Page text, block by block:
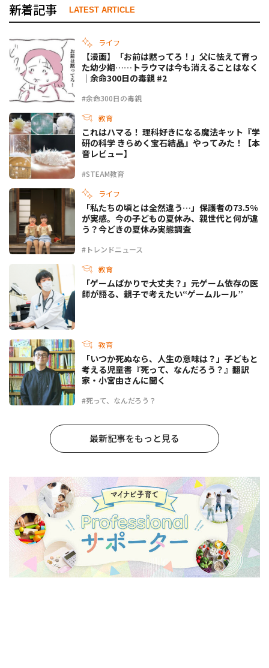
新着記事 LATEST ARTICLE
ライフ
#余命300日の毒親
【漫画】「お前は黙ってろ！」父に怯えて育っ
た幼少期……トラウマは今も消えることはなく
｜余命300日の毒親 #2
教育
#STEAM教育
これはハマる！ 理科好きになる魔法キット『学
研の科学 きらめく宝石結晶』やってみた！【本
音レビュー】
ライフ
#トレンドニュース
「私たちの頃とは全然違う…」保護者の73.5%
が実感。今の子どもの夏休み、親世代と何が違
う？今どきの夏休み実態調査
教育
「ゲームばかりで大丈夫？」元ゲーム依存の医
師が語る、親子で考えたい“ゲームルール”
教育
#死って、なんだろう？
「いつか死ぬなら、人生の意味は？」子どもと
考える児童書『死って、なんだろう？』翻訳
家・小宮由さんに聞く
最新記事をもっと見る